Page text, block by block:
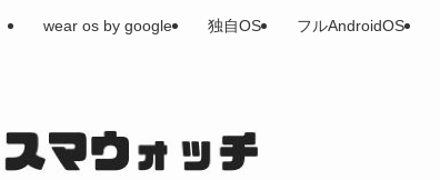
wear os by google 独自OS フルAndroidOS